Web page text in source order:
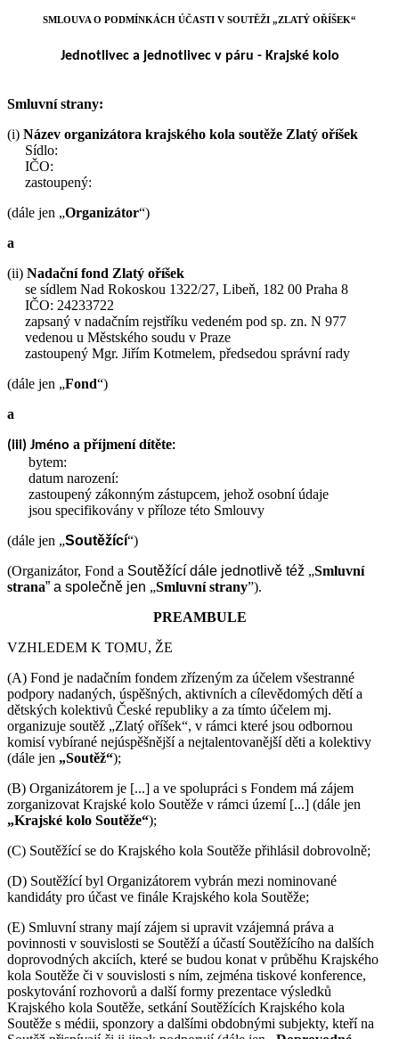
SMLOUVA O PODMÍNKÁCH ÚČASTI V SOUTĚŽI „ZLATÝ OŘÍŠEK“
Jednotlivec a jednotlivec v páru - Krajské kolo
Smluvní strany:
(i) Název organizátora krajského kola soutěže Zlatý oříšek
Sídlo:
IČO:
zastoupený:
(dále jen „Organizátor“)
a
(ii) Nadační fond Zlatý oříšek
se sídlem Nad Rokoskou 1322/27, Libeň, 182 00 Praha 8
IČO: 24233722
zapsaný v nadačním rejstříku vedeném pod sp. zn. N 977
vedenou u Městského soudu v Praze
zastoupený Mgr. Jiřím Kotmelem, předsedou správní rady
(dále jen „Fond“)
a
(iii) Jméno a příjmení dítěte:
bytem:
datum narození:
zastoupený zákonným zástupcem, jehož osobní údaje
jsou specifikovány v příloze této Smlouvy
(dále jen „Soutěžící“)
(Organizátor, Fond a Soutěžící dále jednotlivě též „Smluvní
strana” a společně jen „Smluvní strany”).
PREAMBULE
VZHLEDEM K TOMU, ŽE
(A) Fond je nadačním fondem zřízeným za účelem všestranné
podpory nadaných, úspěšných, aktivních a cílevědomých dětí a
dětských kolektivů České republiky a za tímto účelem mj.
organizuje soutěž „Zlatý oříšek“, v rámci které jsou odbornou
komisí vybírané nejúspěšnější a nejtalentovanější děti a kolektivy
(dále jen „Soutěž“);
(B) Organizátorem je [...] a ve spolupráci s Fondem má zájem
zorganizovat Krajské kolo Soutěže v rámci území [...] (dále jen
„Krajské kolo Soutěže“);
(C) Soutěžící se do Krajského kola Soutěže přihlásil dobrovolně;
(D) Soutěžící byl Organizátorem vybrán mezi nominované
kandidáty pro účast ve finále Krajského kola Soutěže;
(E) Smluvní strany mají zájem si upravit vzájemná práva a
povinnosti v souvislosti se Soutěží a účastí Soutěžícího na dalších
doprovodných akciích, které se budou konat v průběhu Krajského
kola Soutěže či v souvislosti s ním, zejména tiskové konference,
poskytování rozhovorů a další formy prezentace výsledků
Krajského kola Soutěže, setkání Soutěžících Krajského kola
Soutěže s médii, sponzory a dalšími obdobnými subjekty, kteří na